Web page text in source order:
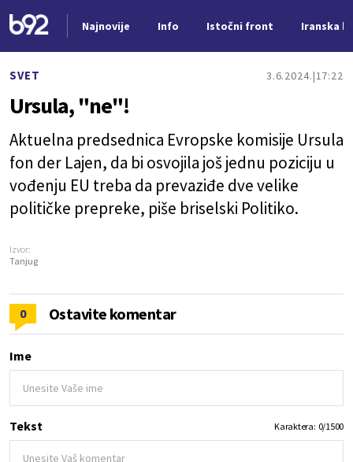
Najnovije Info Istočni front Iranska
SVET 3.6.2024. 17:22
Ursula, "ne"!
Aktuelna predsednica Evropske komisije Ursula
fon der Lajen, da bi osvojila još jednu poziciju u
vođenju EU treba da prevaziđe dve velike
političke prepreke, piše briselski Politiko.
Izvor:
Tanjug
0 Ostavite komentar
Ime
Tekst Karaktera: 0/1500